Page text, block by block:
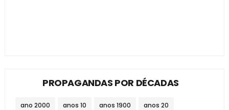
PROPAGANDAS POR DÉCADAS
ano 2000 anos 10 anos 1900 anos 20